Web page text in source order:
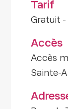
Tarif
Gratuit
Accès
Accès
Sainte-